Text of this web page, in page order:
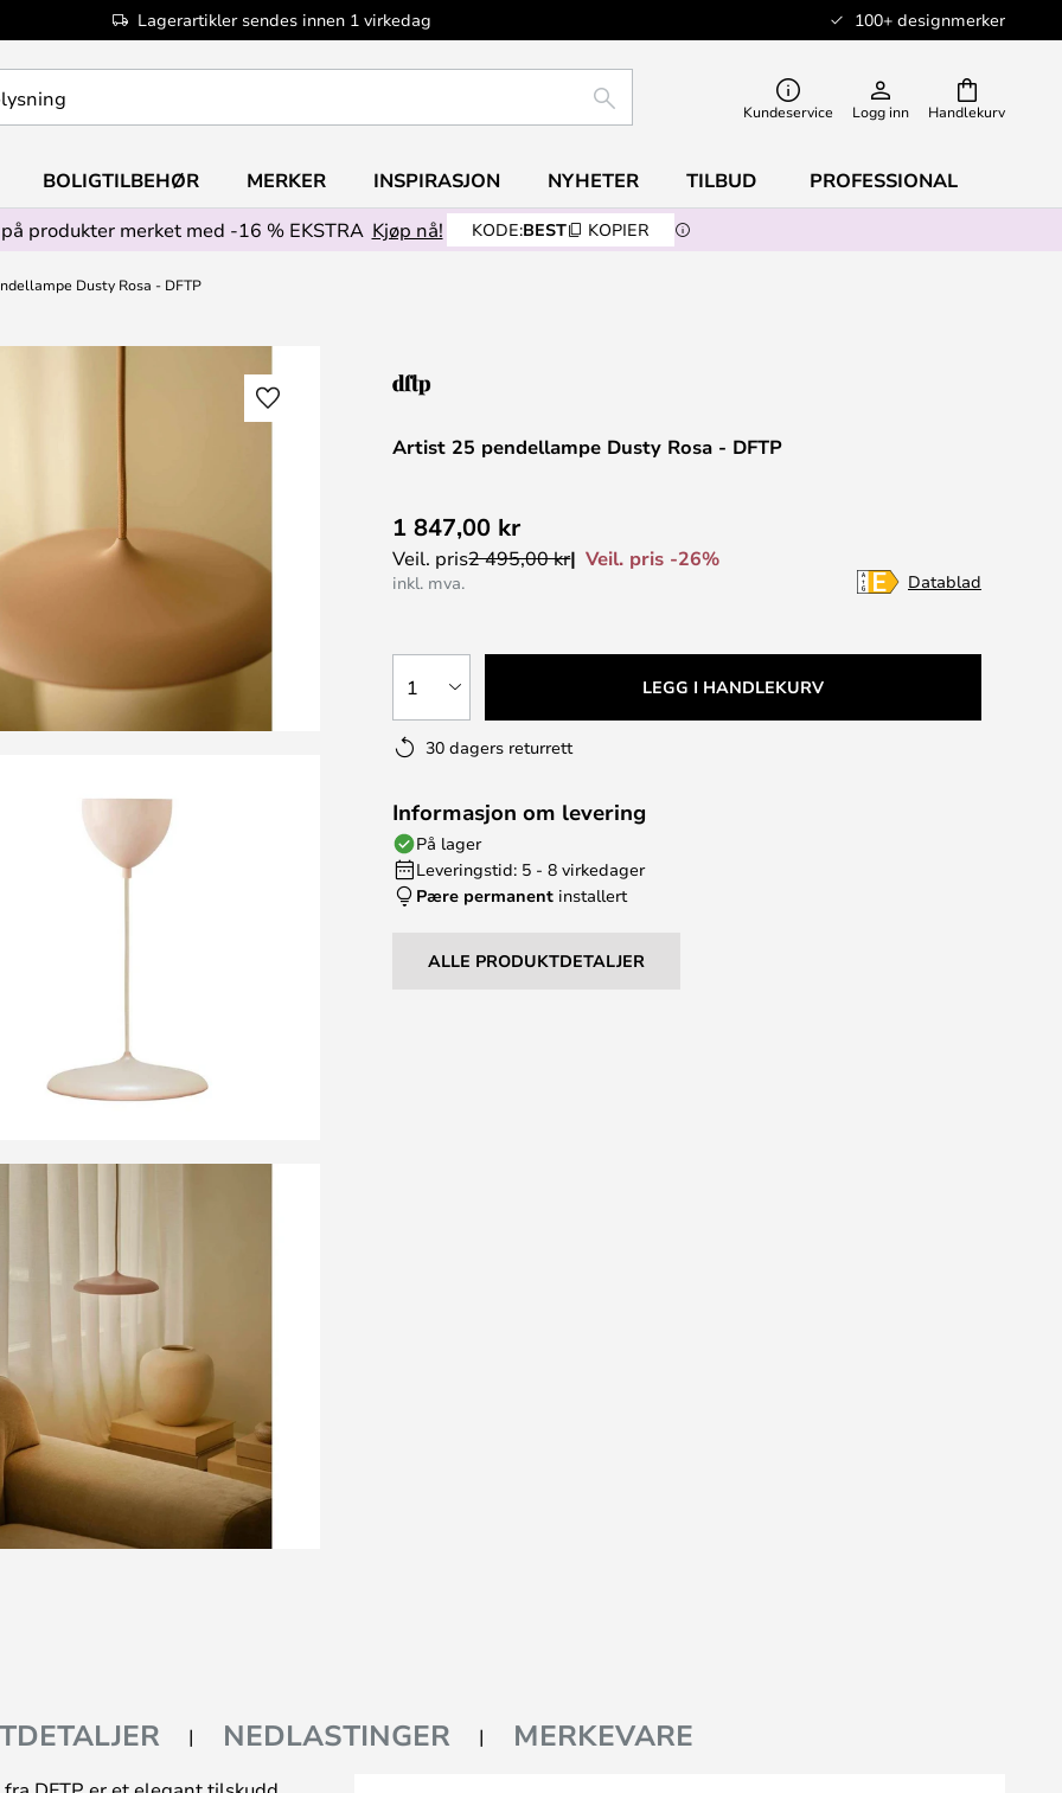
Lagerartikler sendes innen 1 virkedag 100+ designmerker
Handlekurv
SØK Kundeservice Logg inn
BOLIGTILBEHØR MERKER INSPIRASJON NYHETER TILBUD PROFESSIONAL
produkter merket med -16 % EKSTRA Kjøp nå! KODE:BEST KOPIER
Dusty Rosa - DFTP
Artist 25 pendellampe Dusty Rosa - DFTP
1 847,00 kr
Veil. pris2 495,00 kr Veil. pris -26%
inkl. mva. Datablad
1 LEGG I HANDLEKURV
30 dagers returrett
Informasjon om levering
På lager
Leveringstid: 5 - 8 virkedager
Pære permanent installert
ALLE PRODUKTDETALJER
NEDLASTINGER MERKEVARE